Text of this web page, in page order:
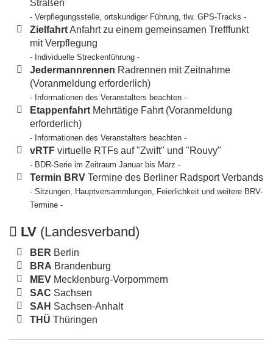
Straßen
- Verpflegungsstelle, ortskundiger Führung, tlw. GPS-Tracks -
ZielfahrtAnfahrt zu einem gemeinsamen Trefffunkt
mit Verpflegung
- Individuelle Streckenführung -
Jedermannrennen Radrennen mit Zeitnahme
(Voranmeldung erforderlich)
- Informationen des Veranstalters beachten -
Etappenfahrt Mehrtätige Fahrt (Voranmeldung
erforderlich)
- Informationen des Veranstalters beachten -
vRTF virtuelle RTFs auf "Zwift" und "Rouvy"
- BDR-Serie im Zeitraum Januar bis März -
Termin BRV Termine des Berliner Radsport Verbands
- Sitzungen, Hauptversammlungen, Feierlichkeit und weitere BRV-
Termine -
LV (Landesverband)
BER Berlin
BRA Brandenburg
MEV Mecklenburg-Vorpommern
SAC Sachsen
SAH Sachsen-Anhalt
THÜ Thüringen